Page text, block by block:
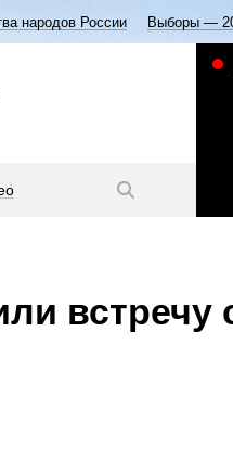
народов России Выборы —
встречу